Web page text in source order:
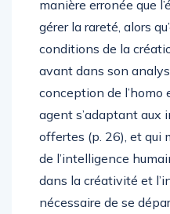
manière erronée que
gérer la rareté, alors
conditions de la
avant dans son
conception de l’homo
agent s’adaptant aux
offertes (p. 26), et qui
de l’intelligence
dans la créativité et
nécessaire de se